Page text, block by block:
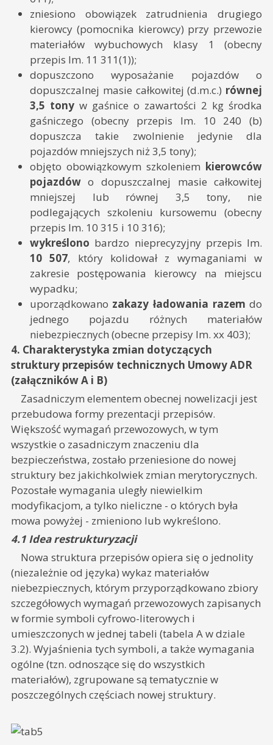
zniesiono obowiązek zatrudnienia drugiego
kierowcy (pomocnika kierowcy) przy przewozie
materiałów wybuchowych klasy 1 (obecny
przepis lm. 11 311(1));
dopuszczono wyposażanie pojazdów o
dopuszczalnej masie całkowitej (d.m.c.) równej
3,5 tonyw gaśnice o zawartości 2 kg środka
gaśniczego (obecny przepis lm. 10 240 (b)
dopuszcza takie zwolnienie jedynie dla
pojazdów mniejszych niż 3,5 tony);
objęto obowiązkowym szkoleniem kierowców
pojazdówo dopuszczalnej masie całkowitej
mniejszej lub równej 3,5 tony, nie
podlegających szkoleniu kursowemu (obecny
przepis lm. 10 315 i 10 316);
wykreślono bardzo nieprecyzyjny przepis lm.
10 507, który kolidował z wymaganiami w
zakresie postępowania kierowcy na miejscu
wypadku;
uporządkowano zakazy ładowania razem do
jednego pojazdu różnych materiałów
niebezpiecznych (obecne przepisy lm. xx 403);
4. Charakterystyka zmian dotyczących
struktury przepisów technicznych Umowy ADR
(załączników A i B)
Zasadniczym elementem obecnej nowelizacji jest
przebudowa formy prezentacji przepisów.
Większość wymagań przewozowych, w tym
wszystkie o zasadniczym znaczeniu dla
bezpieczeństwa, zostało przeniesione do nowej
struktury bez jakichkolwiek zmian merytorycznych.
Pozostałe wymagania uległy niewielkim
modyfikacjom, a tylko nieliczne - o których była
mowa powyżej - zmieniono lub wykreślono.
4.1 Idea restrukturyzacji
Nowa struktura przepisów opiera się o jednolity
(niezależnie od języka) wykaz materiałów
niebezpiecznych, którym przyporządkowano zbiory
szczegółowych wymagań przewozowych zapisanych
w formie symboli cyfrowo-literowych i
umieszczonych w jednej tabeli (tabela A w dziale
3.2). Wyjaśnienia tych symboli, a także wymagania
ogólne (tzn. odnoszące się do wszystkich
materiałów), zgrupowane są tematycznie w
poszczególnych częściach nowej struktury.